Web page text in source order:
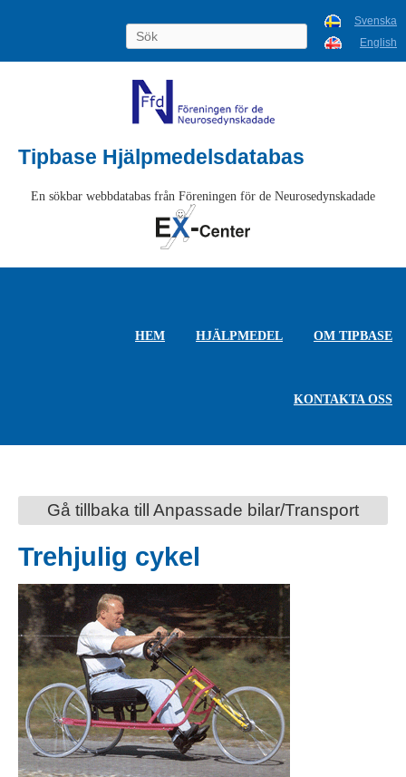
Svenska
English
Tipbase Hjälpmedelsdatabas
En sökbar webbdatabas från Föreningen för de Neurosedynskadade
HEM HJÄLPMEDEL OM TIPBASE
KONTAKTA OSS
Gå tillbaka till Anpassade bilar/Transport
Trehjulig cykel